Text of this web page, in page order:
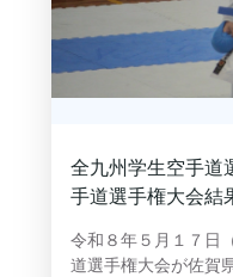
全九州学生空手道
手道選手権大会結
令和８年５月１７日
道選手権大会が佐賀